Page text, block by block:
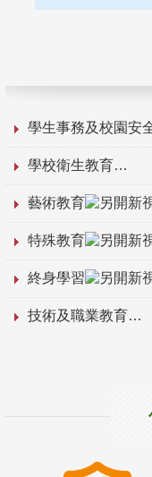
學生事務及校園安
學校衛生教育
藝術教育
特殊教育
終身學習
技術及職業教育